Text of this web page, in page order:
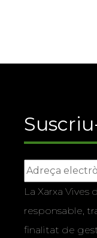
La Xarxa Vives
responsable,
finalitat de